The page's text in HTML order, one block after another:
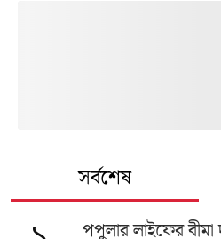
সর্বশেষ
পপুলার লাইফের বীমা